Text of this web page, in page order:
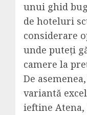
unui ghid
de hoteluri
considerare
unde puteți
camere la
De
variantă
ieftine